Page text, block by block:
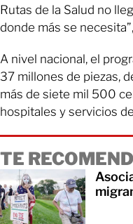
Rutas de la Salud no
donde más se
A nivel nacional, el
37 millones de piezas,
más de siete mil 500
hospitales y servicios
TE